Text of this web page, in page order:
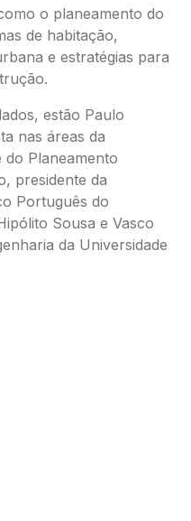
o planeamento do
de habitação,
e estratégias para
estão Paulo
nas áreas da
Planeamento
presidente da
Português do
Sousa e Vasco
da Universidade